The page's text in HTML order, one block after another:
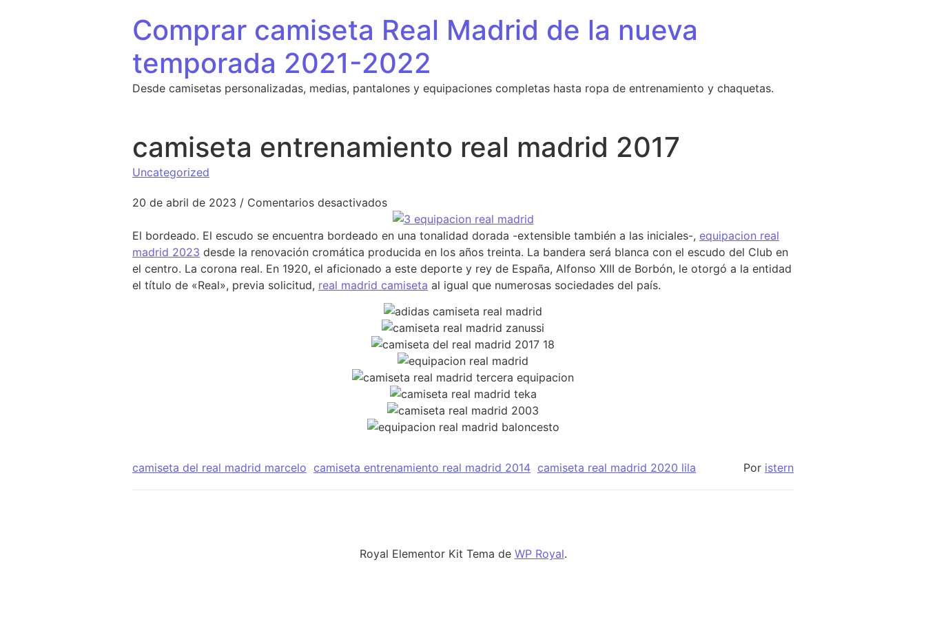
Comprar camiseta Real Madrid de la nueva
temporada 2021-2022
Desde camisetas personalizadas, medias, pantalones y equipaciones completas hasta ropa de entrenamiento y chaquetas.
camiseta entrenamiento real madrid 2017
Uncategorized
20 de abril de 2023 / Comentarios desactivadosen camiseta entrenamiento real madrid 2017
El bordeado. El escudo se encuentra bordeado en una tonalidad dorada -extensible también a las iniciales-, equipacion real
madrid 2023 desde la renovación cromática producida en los años treinta. La bandera será blanca con el escudo del Club en
el centro. La corona real. En 1920, el aficionado a este deporte y rey de España, Alfonso XIII de Borbón, le otorgó a la entidad
el título de «Real», previa solicitud, real madrid camiseta al igual que numerosas sociedades del país.
camiseta del real madrid marcelo camiseta entrenamiento real madrid 2014 camiseta real madrid 2020 lila Por istern
Royal Elementor Kit Tema de WP Royal.